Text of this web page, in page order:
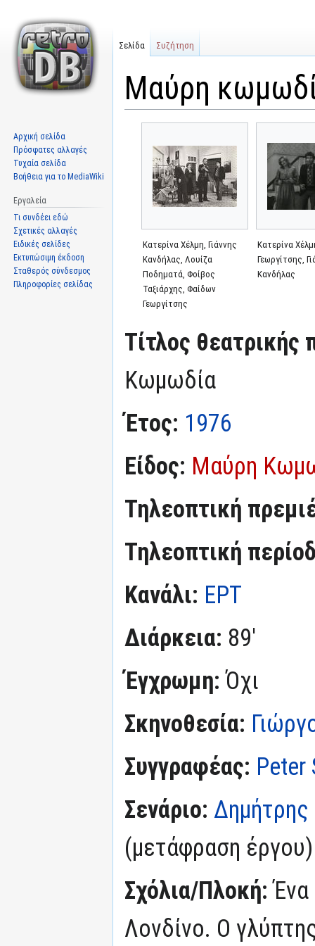
Μαύρη
πλοήγηση
αναζήτηση
Κατερίνα Χέλμη, Γιάννης
Κανδήλας, Λουίζα
Ποδηματά, Φοίβος
Ταξιάρχης, Φαίδων
Γεωργίτσης
Κατερίνα
Γεωργίτσης,
Κανδήλας
Τίτλος θεατρικής
Κωμωδία
Έτος: 1976
Είδος: Μαύρη
Τηλεοπτική
Τηλεοπτική
Κανάλι: ΕΡΤ
Διάρκεια: 89'
Έγχρωμη:Όχι
Σκηνοθεσία:
Συγγραφέας: Peter
Σενάριο: Δημήτρης
(μετάφραση έργου)
Σχόλια/Πλοκή:Ένα
Λονδίνο. Ο
Σελίδα Συζήτηση
Αρχική σελίδα
Πρόσφατες αλλαγές
Τυχαία σελίδα
Βοήθεια για το MediaWiki
Εργαλεία
Τι συνδέει εδώ
Σχετικές αλλαγές
Ειδικές σελίδες
Εκτυπώσιμη έκδοση
Σταθερός σύνδεσμος
Πληροφορίες σελίδας